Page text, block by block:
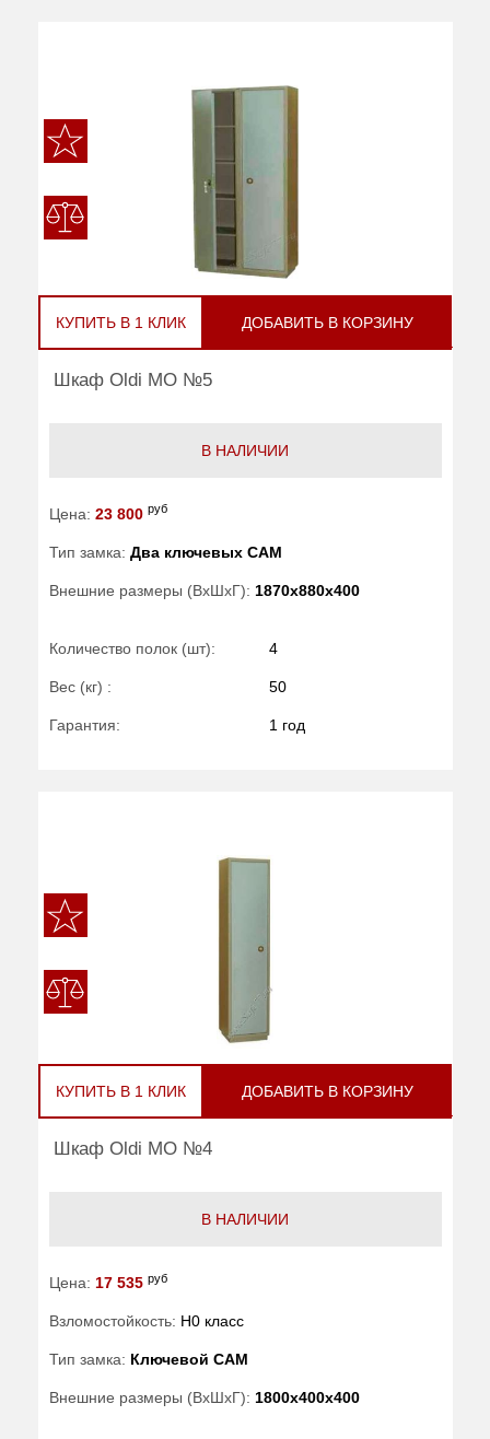
КУПИТЬ В 1 КЛИК ДОБАВИТЬ В КОРЗИНУ
Шкаф Oldi МО №5
В НАЛИЧИИ
Цена: 23 800 руб
Тип замка: Два ключевых САМ
Внешние размеры (ВхШхГ): 1870x880x400
Количество полок (шт): 4
Вес (кг) : 50
Гарантия: 1 год
КУПИТЬ В 1 КЛИК ДОБАВИТЬ В КОРЗИНУ
Шкаф Oldi МО №4
В НАЛИЧИИ
Цена: 17 535 руб
Взломостойкость: H0 класс
Тип замка: Ключевой САМ
Внешние размеры (ВхШхГ): 1800x400x400